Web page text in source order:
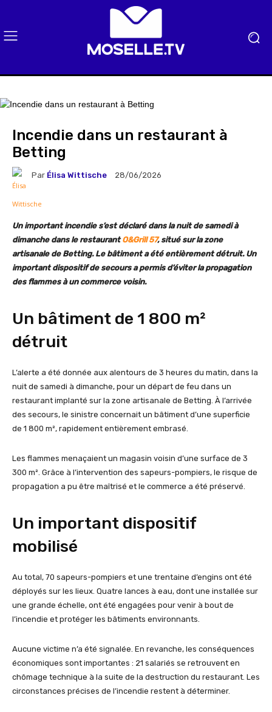
Incendie dans un restaurant à
Betting
Par Élisa Wittische 28/06/2026
Un important incendie s’est déclaré dans la nuit de samedi à
dimanche dans le restaurantO&Grill 57, situé sur la zone
artisanale de Betting. Le bâtiment a été entièrement détruit. Un
important dispositif de secours a permis d’éviter la propagation
des flammes à un commerce voisin.
Un bâtiment de 1 800 m²
détruit
L’alerte a été donnée aux alentours de 3 heures du matin, dans la
nuit de samedi à dimanche, pour un départ de feu dans un
restaurant implanté sur la zone artisanale de Betting. À l’arrivée
des secours, le sinistre concernait un bâtiment d’une superficie
de 1 800 m², rapidement entièrement embrasé.
Les flammes menaçaient un magasin voisin d’une surface de 3
300 m². Grâce à l’intervention des sapeurs-pompiers, le risque de
propagation a pu être maîtrisé et le commerce a été préservé.
Un important dispositif
mobilisé
Au total, 70 sapeurs-pompiers et une trentaine d’engins ont été
déployés sur les lieux. Quatre lances à eau, dont une installée sur
une grande échelle, ont été engagées pour venir à bout de
l’incendie et protéger les bâtiments environnants.
Aucune victime n’a été signalée. En revanche, les conséquences
économiques sont importantes : 21 salariés se retrouvent en
chômage technique à la suite de la destruction du restaurant. Les
circonstances précises de l’incendie restent à déterminer.